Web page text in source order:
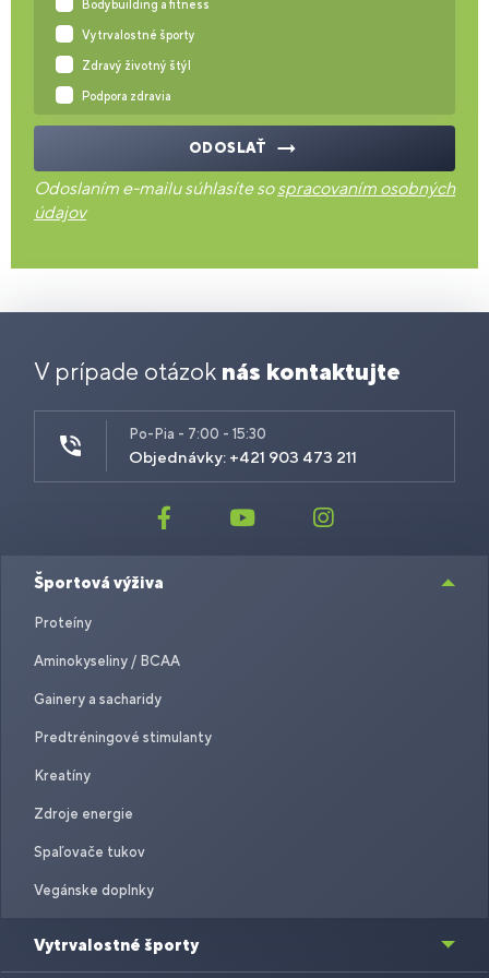
Bodybuilding a fitness
Vytrvalostné športy
Zdravý životný štýl
Podpora zdravia
ODOSLAŤ
Odoslaním e-mailu súhlasíte sospracovaním osobných
údajov
V prípade otázok nás kontaktujte
Po-Pia - 7:00 - 15:30
Objednávky: +421 903 473 211
Športová výživa
Proteíny
Aminokyseliny / BCAA
Gainery a sacharidy
Predtréningové stimulanty
Kreatíny
Zdroje energie
Spaľovače tukov
Vegánske doplnky
Vytrvalostné športy